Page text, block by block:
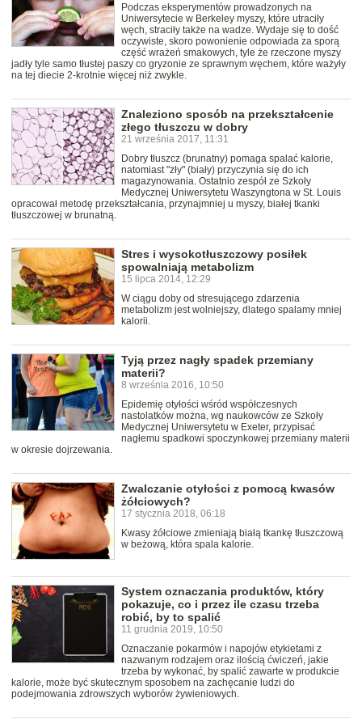
Podczas eksperymentów prowadzonych na
Uniwersytecie w Berkeley myszy, które utraciły
węch, straciły także na wadze. Wydaje się to dość
oczywiste, skoro powonienie odpowiada za sporą
część wrażeń smakowych, tyle że rzeczone myszy
jadły tyle samo tłustej paszy co gryzonie ze sprawnym węchem, które ważyły
na tej diecie 2-krotnie więcej niż zwykle.
Znaleziono sposób na przekształcenie
złego tłuszczu w dobry
21 września 2017, 11:31
Dobry tłuszcz (brunatny) pomaga spalać kalorie,
natomiast "zły" (biały) przyczynia się do ich
magazynowania. Ostatnio zespół ze Szkoły
Medycznej Uniwersytetu Waszyngtona w St. Louis
opracował metodę przekształcania, przynajmniej u myszy, białej tkanki
tłuszczowej w brunatną.
Stres i wysokotłuszczowy posiłek
spowalniają metabolizm
15 lipca 2014, 12:29
W ciągu doby od stresującego zdarzenia
metabolizm jest wolniejszy, dlatego spalamy mniej
kalorii.
Tyją przez nagły spadek przemiany
materii?
8 września 2016, 10:50
Epidemię otyłości wśród współczesnych
nastolatków można, wg naukowców ze Szkoły
Medycznej Uniwersytetu w Exeter, przypisać
nagłemu spadkowi spoczynkowej przemiany materii
w okresie dojrzewania.
Zwalczanie otyłości z pomocą kwasów
żółciowych?
17 stycznia 2018, 06:18
Kwasy żółciowe zmieniają białą tkankę tłuszczową
w beżową, która spala kalorie.
System oznaczania produktów, który
pokazuje, co i przez ile czasu trzeba
robić, by to spalić
11 grudnia 2019, 10:50
Oznaczanie pokarmów i napojów etykietami z
nazwanym rodzajem oraz ilością ćwiczeń, jakie
trzeba by wykonać, by spalić zawarte w produkcie
kalorie, może być skutecznym sposobem na zachęcanie ludzi do
podejmowania zdrowszych wyborów żywieniowych.